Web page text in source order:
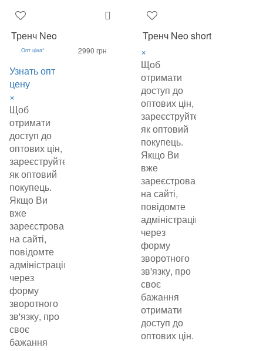
Тренч Neo
Опт ціна*
Узнать опт
цену
×
Щоб
отримати
доступ до
оптових цін,
зареєструйтеся
як оптовий
покупець.
Якщо Ви
вже
зареєстровані
на сайті,
повідомте
адміністрацію
через
форму
зворотного
зв'язку, про
своє
бажання
2990 грн
Тренч Neo short
×
Щоб
отримати
доступ до
оптових цін,
зареєструйтеся
як оптовий
покупець.
Якщо Ви
вже
зареєстровані
на сайті,
повідомте
адміністрацію
через
форму
зворотного
зв'язку, про
своє
бажання
отримати
доступ до
оптових цін.